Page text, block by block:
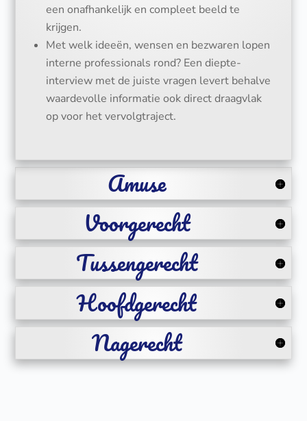
een onafhankelijk en compleet beeld te
krijgen.
Met welk ideeën, wensen en bezwaren lopen
interne professionals rond? Een diepte-
interview met de juiste vragen levert behalve
waardevolle informatie ook direct draagvlak
op voor het vervolgtraject.
Amuse
Voorgerecht
Tussengerecht
Hoofdgerecht
Nagerecht